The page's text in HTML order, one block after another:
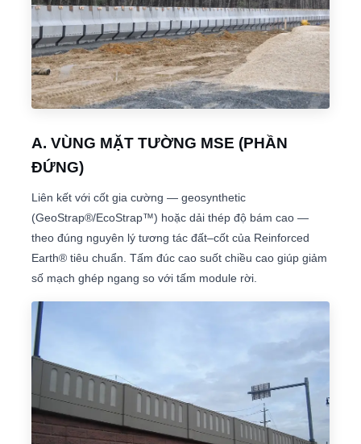
A. VÙNG MẶT TƯỜNG MSE (PHẦN
ĐỨNG)
Liên kết với cốt gia cường — geosynthetic
(GeoStrap®/EcoStrap™) hoặc dải thép độ bám cao —
theo đúng nguyên lý tương tác đất–cốt của Reinforced
Earth® tiêu chuẩn. Tấm đúc cao suốt chiều cao giúp giảm
số mạch ghép ngang so với tấm module rời.